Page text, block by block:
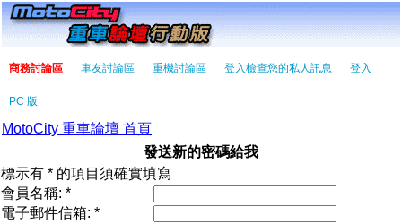
商務討論區 車友討論區 重機討論區 登入檢查您的私人訊息 登入
PC 版
MotoCity 重車論壇 首頁
發送新的密碼給我
標示有 * 的項目須確實填寫
會員名稱: *
電子郵件信箱: *